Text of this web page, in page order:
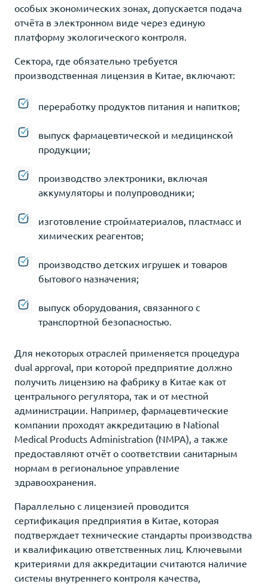
особых экономических зонах, допускается подача
отчёта в электронном виде через единую
платформу экологического контроля.
Сектора, где обязательно требуется
производственная лицензия в Китае, включают:
переработку продуктов питания и напитков;
выпуск фармацевтической и медицинской
продукции;
производство электроники, включая
аккумуляторы и полупроводники;
изготовление стройматериалов, пластмасс и
химических реагентов;
производство детских игрушек и товаров
бытового назначения;
выпуск оборудования, связанного с
транспортной безопасностью.
Для некоторых отраслей применяется процедура
dual approval, при которой предприятие должно
получить лицензию на фабрику в Китае как от
центрального регулятора, так и от местной
администрации. Например, фармацевтические
компании проходят аккредитацию в National
Medical Products Administration (NMPA), а также
предоставляют отчёт о соответствии санитарным
нормам в региональное управление
здравоохранения.
Параллельно с лицензией проводится
сертификация предприятия в Китае, которая
подтверждает технические стандарты производства
и квалификацию ответственных лиц. Ключевыми
критериями для аккредитации считаются наличие
системы внутреннего контроля качества,